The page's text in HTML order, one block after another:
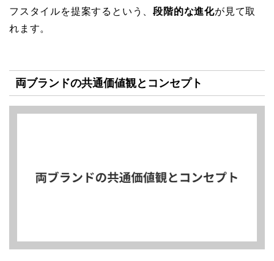
フスタイルを提案するという、段階的な進化が見て取
れます。
両ブランドの共通価値観とコンセプト